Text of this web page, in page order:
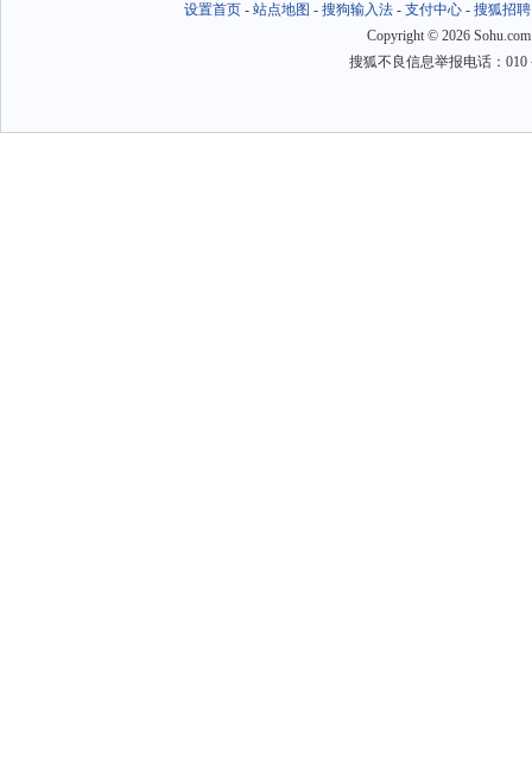
设置首页- 站点地图 - 搜狗输入法- 支付中心- 搜狐招聘
Copyright © 2026
搜狐不良信息举报电话：010